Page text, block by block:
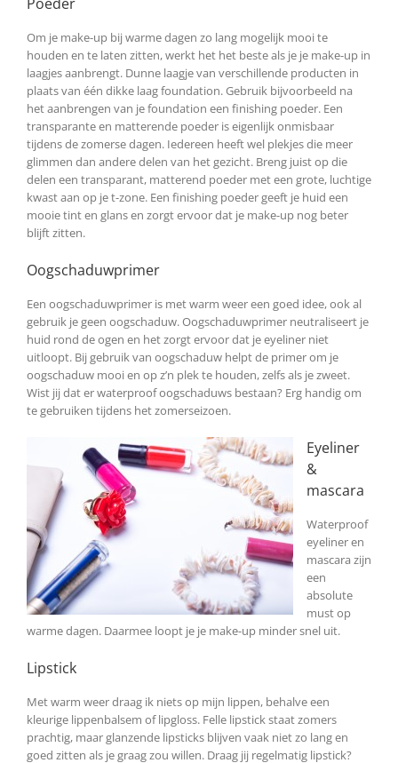
Om je make-up bij warme dagen zo lang mogelijk mooi te
houden en te laten zitten, werkt het het beste als je je make-up in
laagjes aanbrengt. Dunne laagje van verschillende producten in
plaats van één dikke laag foundation. Gebruik bijvoorbeeld na
het aanbrengen van je foundation een finishing poeder. Een
transparante en matterende poeder is eigenlijk onmisbaar
tijdens de zomerse dagen. Iedereen heeft wel plekjes die meer
glimmen dan andere delen van het gezicht. Breng juist op die
delen een transparant, matterend poeder met een grote, luchtige
kwast aan op je t-zone. Een finishing poeder geeft je huid een
mooie tint en glans en zorgt ervoor dat je make-up nog beter
blijft zitten.
Oogschaduwprimer
Een oogschaduwprimer is met warm weer een goed idee, ook al
gebruik je geen oogschaduw. Oogschaduwprimer neutraliseert je
huid rond de ogen en het zorgt ervoor dat je eyeliner niet
uitloopt. Bij gebruik van oogschaduw helpt de primer om je
oogschaduw mooi en op z’n plek te houden, zelfs als je zweet.
Wist jij dat er waterproof oogschaduws bestaan? Erg handig om
te gebruiken tijdens het zomerseizoen.
Eyeliner
&
mascara
Waterproof
eyeliner en
mascara zijn
een
absolute
must op
warme dagen. Daarmee loopt je je make-up minder snel uit.
Lipstick
Met warm weer draag ik niets op mijn lippen, behalve een
kleurige lippenbalsem of lipgloss. Felle lipstick staat zomers
prachtig, maar glanzende lipsticks blijven vaak niet zo lang en
goed zitten als je graag zou willen. Draag jij regelmatig lipstick?